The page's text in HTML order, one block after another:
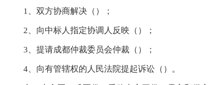
1、双方协商解决（）；
2、向中标人指定协调人反映（）；
3、提请成都仲裁委员会仲裁（）；
4、向有管辖权的人民法院提起诉讼（）。